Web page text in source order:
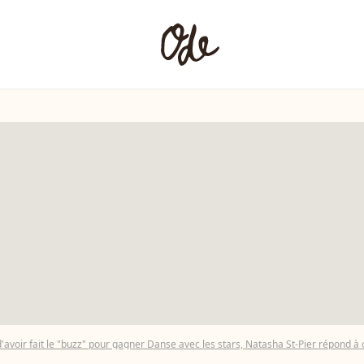
fait le "buzz" pour gagner Danse avec les stars, Natasha St-Pier répond